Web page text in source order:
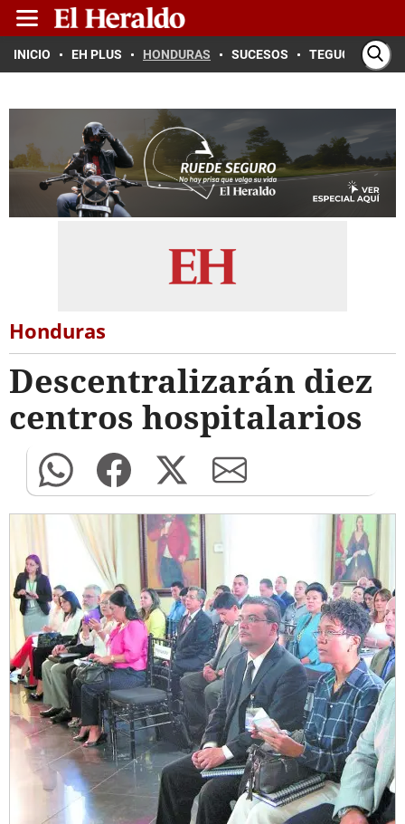
INICIO EH PLUS HONDURAS SUCESOS TEGUCIGALPA
Honduras
Descentralizarán diez
centros hospitalarios